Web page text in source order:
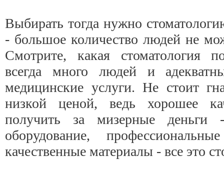
Выбирать тогда нужно
- большое количество людей не
Смотрите, какая стоматология
всегда много людей и
медицинские услуги. Не стоит
низкой ценой, ведь хорошее
получить за мизерные деньги
оборудование,
качественные материалы - все это